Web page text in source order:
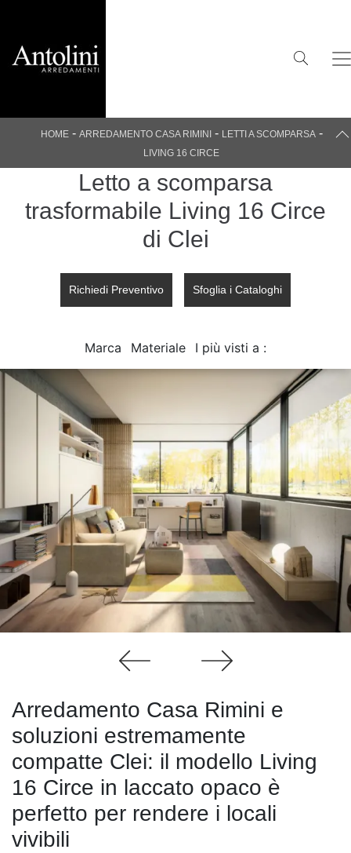
HOME- ARREDAMENTO CASA RIMINI - LETTI A SCOMPARSA -
LIVING 16 CIRCE
Letto a scomparsa
trasformabile Living 16 Circe
di Clei
Richiedi Preventivo Sfoglia i Cataloghi
Marca Materiale I più visti a :
Arredamento Casa Rimini e
soluzioni estremamente
compatte Clei: il modello Living
16 Circe in laccato opaco è
perfetto per rendere i locali
vivibili